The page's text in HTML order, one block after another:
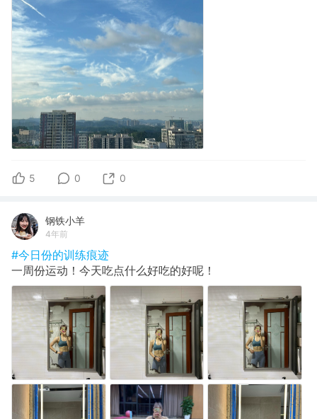
5 0 0
钢铁小羊
4年前
#今日份的训练痕迹
一周份运动！今天吃点什么好吃的好呢！